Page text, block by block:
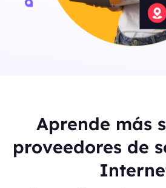
Aprende más
proveedores de